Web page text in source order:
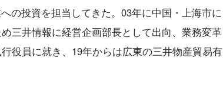
の投資を担当してきた。03年に中国・上海市に
三井情報に経営企画部長として出向、業務変革
役員に就き、19年からは広東の三井物産貿易有